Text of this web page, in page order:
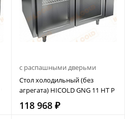
с распашными дверьми
Стол холодильный (без
агрегата) HICOLD GNG 11 HT P
118 968 ₽